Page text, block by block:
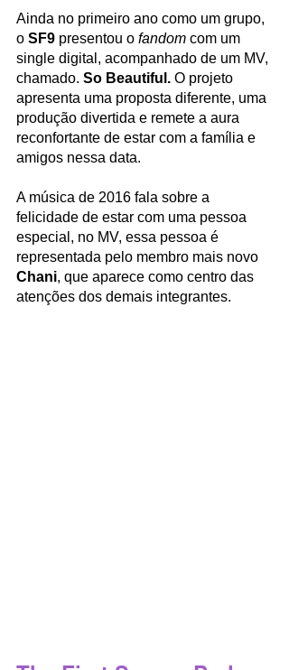
Ainda no primeiro ano como um grupo,
o SF9 presentou o fandom com um
single digital, acompanhado de um MV,
chamado. So Beautiful. O projeto
apresenta uma proposta diferente, uma
produção divertida e remete a aura
reconfortante de estar com a família e
amigos nessa data.
A música de 2016 fala sobre a
felicidade de estar com uma pessoa
especial, no MV, essa pessoa é
representada pelo membro mais novo
Chani, que aparece como centro das
atenções dos demais integrantes.